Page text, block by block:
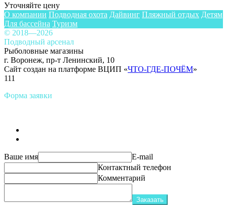
Уточняйте цену
О компании Подводная охота Дайвинг Пляжный отдых Детям
Для бассейна Туризм
© 2018—2026
Подводный арсенал
Рыболовные магазины
г. Воронеж, пр-т Ленинский, 10
Сайт создан на платформе ВЦИП «ЧТО-ГДЕ-ПОЧЁМ»
111
Форма заявки
Ваше имя
E-mail
Контактный телефон
Комментарий
Заказать